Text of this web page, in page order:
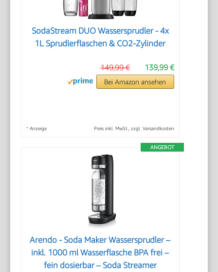
SodaStream DUO Wassersprudler - 4x
1L Sprudlerflaschen & CO2-Zylinder
139,99 €
149,99 €
Bei Amazon ansehen
* Anzeige Preis inkl. MwSt., zzgl. Versandkosten
ANGEBOT
Arendo - Soda Maker Wassersprudler –
inkl. 1000 ml Wasserflasche BPA frei –
fein dosierbar – Soda Streamer